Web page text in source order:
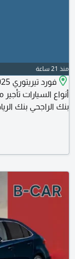
منذ 21 ساعة
أنواع السيارات
بنك الراجحي بنك